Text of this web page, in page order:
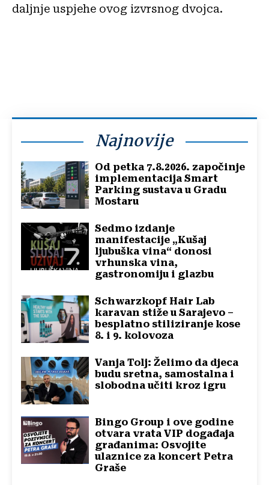
daljnje uspjehe ovog izvrsnog dvojca.
Najnovije
Od petka 7.8.2026. započinje
implementacija Smart
Parking sustava u Gradu
Mostaru
Sedmo izdanje
manifestacije „Kušaj
ljubuška vina“ donosi
vrhunska vina,
gastronomiju i glazbu
Schwarzkopf Hair Lab
karavan stiže u Sarajevo –
besplatno stiliziranje kose
8. i 9. kolovoza
Vanja Tolj: Želimo da djeca
budu sretna, samostalna i
slobodna učiti kroz igru
Bingo Group i ove godine
otvara vrata VIP događaja
građanima: Osvojite
ulaznice za koncert Petra
Graše